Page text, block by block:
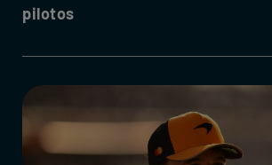
pilotos